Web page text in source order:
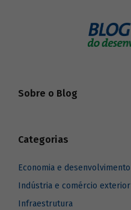
Sobre o Blog
Categorias
Economia e desenvolvimento
Indústria e comércio exterior
Infraestrutura